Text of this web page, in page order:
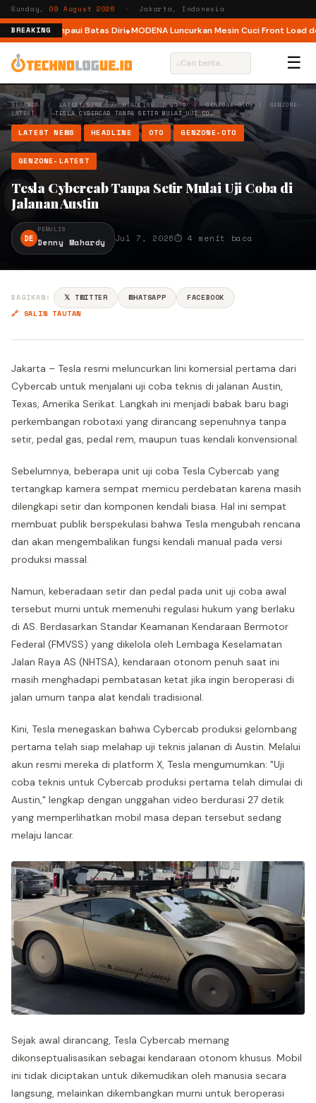
Sunday, 09 August 2026 · Jakarta, Indonesia
BREAKING
Melampaui Batas Diri MODENA Luncurkan Mesin Cuci Front Load
⌕ ☰
BERANDA / LATEST NEWS/HEADLINE /OTO/GENZONE-OTO/ GENZONE-
LATEST/TESLA CYBERCAB TANPA SETIR MULAI UJI CO…
LATEST NEWS HEADLINE OTO GENZONE-OTO
GENZONE-LATEST
Tesla Cybercab Tanpa Setir Mulai Uji Coba di
Jalanan Austin
DE
PENULIS
Denny Mahardy Jul 7, 2026⏱ 4 menit baca
BAGIKAN: 𝕏 TWITTER WHATSAPP
FACEBOOK
🔗 SALIN TAUTAN
Jakarta – Tesla resmi meluncurkan lini komersial pertama dari
Cybercab untuk menjalani uji coba teknis di jalanan Austin,
Texas, Amerika Serikat. Langkah ini menjadi babak baru bagi
perkembangan robotaxi yang dirancang sepenuhnya tanpa
setir, pedal gas, pedal rem, maupun tuas kendali konvensional.
Sebelumnya, beberapa unit uji coba Tesla Cybercab yang
tertangkap kamera sempat memicu perdebatan karena masih
dilengkapi setir dan komponen kendali biasa. Hal ini sempat
membuat publik berspekulasi bahwa Tesla mengubah rencana
dan akan mengembalikan fungsi kendali manual pada versi
produksi massal.
Namun, keberadaan setir dan pedal pada unit uji coba awal
tersebut murni untuk memenuhi regulasi hukum yang berlaku
di AS. Berdasarkan Standar Keamanan Kendaraan Bermotor
Federal (FMVSS) yang dikelola oleh Lembaga Keselamatan
Jalan Raya AS (NHTSA), kendaraan otonom penuh saat ini
masih menghadapi pembatasan ketat jika ingin beroperasi di
jalan umum tanpa alat kendali tradisional.
Kini, Tesla menegaskan bahwa Cybercab produksi gelombang
pertama telah siap melahap uji teknis jalanan di Austin. Melalui
akun resmi mereka di platform X, Tesla mengumumkan: "Uji
coba teknis untuk Cybercab produksi pertama telah dimulai di
Austin," lengkap dengan unggahan video berdurasi 27 detik
yang memperlihatkan mobil masa depan tersebut sedang
melaju lancar.
Sejak awal dirancang, Tesla Cybercab memang
dikonseptualisasikan sebagai kendaraan otonom khusus. Mobil
ini tidak diciptakan untuk dikemudikan oleh manusia secara
langsung, melainkan dikembangkan murni untuk beroperasi